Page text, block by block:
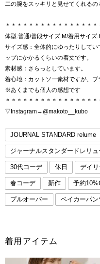
二の腕をスッキリと見せてくれるの
＊＊＊＊＊＊＊＊＊＊＊＊＊＊＊＊
体型:普通/普段サイズ:M/着用サイズ
サイズ感：全体的にゆったりして
ップにかかるくらいの着丈です。
素材感：さらっとしています。
着心地：カットソー素材ですが、ブ
※あくまでも個人の感想です
＊＊＊＊＊＊＊＊＊＊＊＊＊＊＊＊
▽Instagram→@makoto__kubo
JOURNAL STANDARD relume
ジャーナルスタンダードレリュ
30代コーデ 休日 デイリ
春コーデ 新作 予約
プルオーバー ベイカーパン
着用アイテム